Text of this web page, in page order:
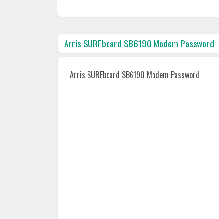
Arris SURFboard SB6190 Modem Password
Arris SURFboard SB6190 Modem Password